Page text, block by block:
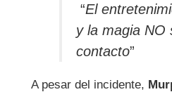
“El
y la magia NO
contacto”
A pesar del incidente,